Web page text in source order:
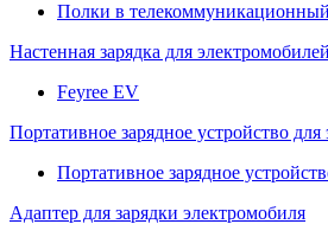
Полки в
Настенная зарядка для электромобилей
Feyree EV
Портативное зарядное устройство
Портативное зарядное
Адаптер для зарядки электромобиля